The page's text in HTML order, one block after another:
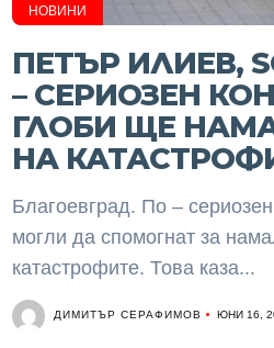
НОВИНИ
ПЕТЪР ИЛИЕВ,
– СЕРИОЗЕН
ГЛОБИ ЩЕ
НА
Благоевград. По –
могли да спомогнат за
катастрофите. Това каза...
ДИМИТЪР СЕРАФИМОВ ЮНИ 16,